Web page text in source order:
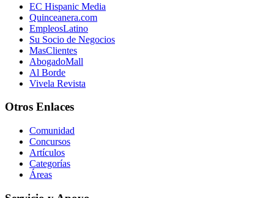
EC Hispanic Media
Quinceanera.com
EmpleosLatino
Su Socio de Negocios
MasClientes
AbogadoMall
Al Borde
Vivela Revista
Otros Enlaces
Comunidad
Concursos
Artículos
Categorías
Áreas